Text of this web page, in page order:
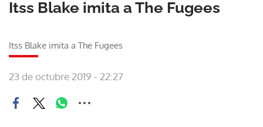
Itss Blake imita a The Fugees
Itss Blake imita a The Fugees
23 de octubre 2019 - 22:27